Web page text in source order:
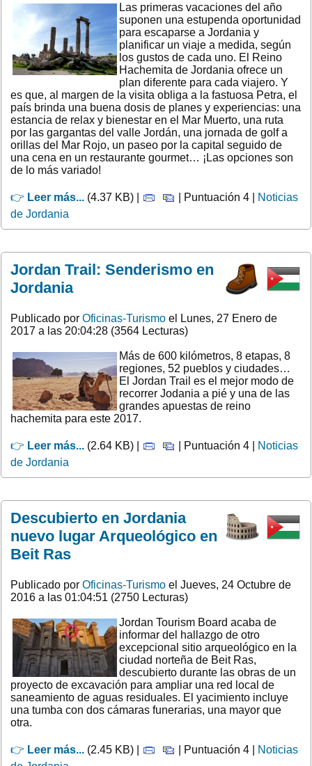
Las primeras vacaciones del año
suponen una estupenda oportunidad
para escaparse a Jordania y
planificar un viaje a medida, según
los gustos de cada uno. El Reino
Hachemita de Jordania ofrece un
plan diferente para cada viajero. Y
es que, al margen de la visita obliga a la fastuosa Petra, el
país brinda una buena dosis de planes y experiencias: una
estancia de relax y bienestar en el Mar Muerto, una ruta
por las gargantas del valle Jordán, una jornada de golf a
orillas del Mar Rojo, un paseo por la capital seguido de
una cena en un restaurante gourmet… ¡Las opciones son
de lo más variado!
👉 Leer más... (4.37 KB) | | Puntuación 4 |
Noticias
de Jordania
Jordan Trail: Senderismo en
Jordania
Publicado por Oficinas-Turismo el Lunes, 27 Enero de
2017 a las 20:04:28 (3564 Lecturas)
Más de 600 kilómetros, 8 etapas, 8
regiones, 52 pueblos y ciudades…
El Jordan Trail es el mejor modo de
recorrer Jodania a pié y una de las
grandes apuestas de reino
hachemita para este 2017.
👉 Leer más... (2.64 KB) | | Puntuación 4 |
Noticias
de Jordania
Descubierto en Jordania
nuevo lugar Arqueológico en
Beit Ras
Publicado por Oficinas-Turismo el Jueves, 24 Octubre de
2016 a las 01:04:51 (2750 Lecturas)
Jordan Tourism Board acaba de
informar del hallazgo de otro
excepcional sitio arqueológico en la
ciudad norteña de Beit Ras,
descubierto durante las obras de un
proyecto de excavación para ampliar una red local de
saneamiento de aguas residuales. El yacimiento incluye
una tumba con dos cámaras funerarias, una mayor que
otra.
👉 Leer más... (2.45 KB) | | Puntuación 4 |
Noticias